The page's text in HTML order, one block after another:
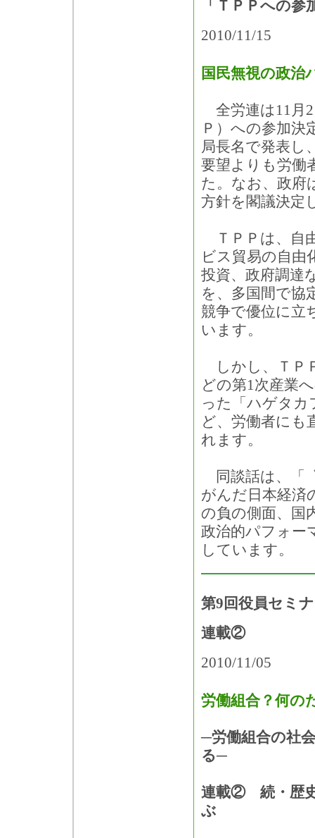
「ＴＰＰへの
2010/11/15
国民無視の政治
全労連は11月2
Ｐ）への参加決
局長名で発表し
要望よりも労働
た。なお、政府
方針を閣議決定
ＴＰＰは、自
ビス貿易の自由
投資、政府調達
を、多国間で協
競争で優位に立
います。
しかし、ＴＰ
どの第1次産業
った「ハゲタカ
ど、労働者にも
れます。
同談話は、「
がんだ日本経済
の負の側面、国
政治的パフォー
しています。
第9回役員セミ
連載②
2010/11/05
労働組合？何の
─労働組合の社
る─
連載② 続・歴
ぶ